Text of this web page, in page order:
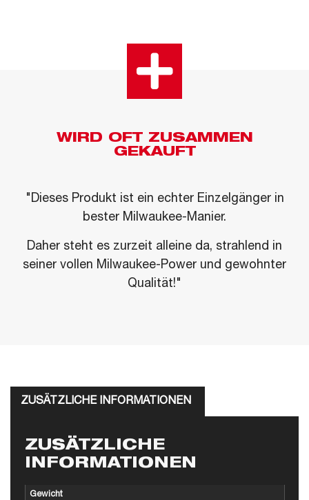
WIRD OFT ZUSAMMEN
GEKAUFT
"Dieses Produkt ist ein echter Einzelgänger in
bester Milwaukee-Manier.
Daher steht es zurzeit alleine da, strahlend in
seiner vollen Milwaukee-Power und gewohnter
Qualität!"
ZUSÄTZLICHE INFORMATIONEN
ZUSÄTZLICHE
INFORMATIONEN
Gewicht